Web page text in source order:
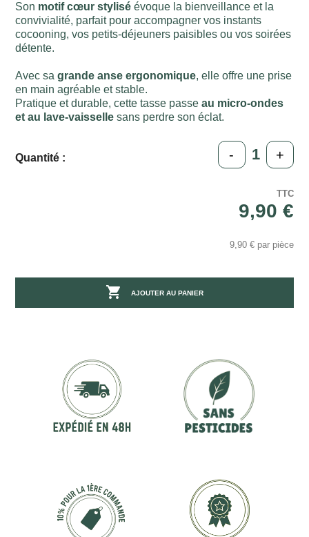
Son motif cœur stylisé évoque la bienveillance et la
convivialité, parfait pour accompagner vos instants
cocooning, vos petits-déjeuners paisibles ou vos soirées
détente.
Avec sagrande anse ergonomique, elle offre une prise
en main agréable et stable.
Pratique et durable, cette tasse passeau micro-ondes
et au lave-vaisselle sans perdre son éclat.
Quantité : - +
TTC
9,90 €
9,90 € par pièce
 AJOUTER AU PANIER